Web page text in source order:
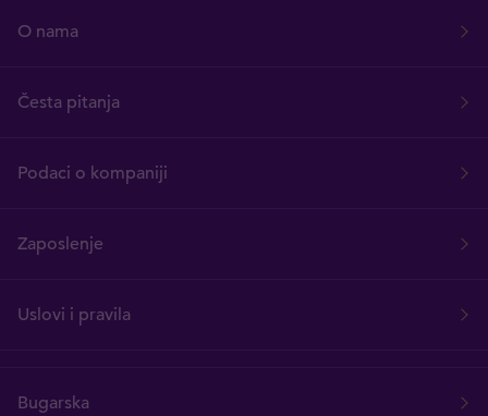
O nama
Česta pitanja
Podaci o kompaniji
Zaposlenje
Uslovi i pravila
Bugarska